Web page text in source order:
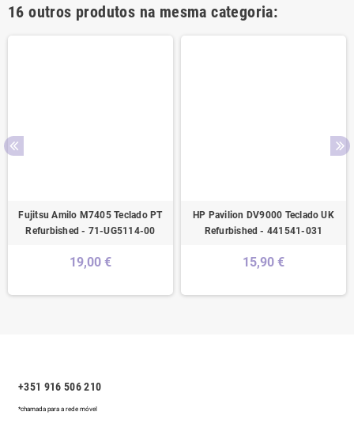
16 outros produtos na mesma categoria:
Fujitsu Amilo M7405 Teclado PT
Refurbished - 71-UG5114-00
19,00 €
HP Pavilion DV9000 Teclado UK
Refurbished - 441541-031
15,90 €
+351 916 506 210
*chamada para a rede móvel